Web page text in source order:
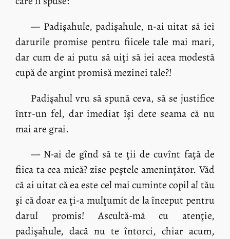
— Padişahule, padişahule, n-ai uitat să iei
darurile promise pentru fiicele tale mai mari,
dar cum de ai putu să uiţi să iei acea modestă
cupă de argint promisă mezinei tale?!
Padişahul vru să spună ceva, să se justifice
într-un fel, dar imediat își dete seama că nu
mai are grai.
— N-ai de gînd să te ţii de cuvînt faţă de
fiica ta cea mică? zise peştele amenințător. Văd
că ai uitat că ea este cel mai cuminte copil al tău
şi că doar ea ţi-a mulţumit de la început pentru
darul promis! Ascultă-mă cu atenţie,
padişahule, dacă nu te întorci, chiar acum,